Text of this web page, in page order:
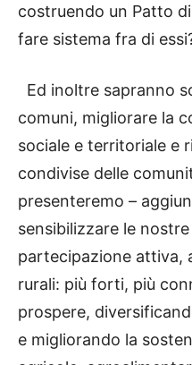
costruendo un Patto
fare sistema fra di
Ed inoltre sapranno
comuni, migliorare la
sociale e territoriale e
condivise delle
presenteremo –
sensibilizzare le
partecipazione attiva,
rurali: più forti, più
prospere,
e migliorando la